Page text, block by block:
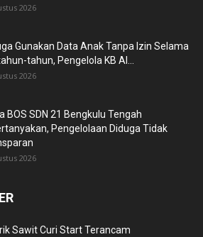
2026
Gunakan Data Anak Tanpa Izin Selama
tahun, Pengelola KB Al...
2026
BOS SDN 21 Bengkulu Tengah
Pengelolaan Diduga Tidak
2026
Sawit Curi Start Terancam